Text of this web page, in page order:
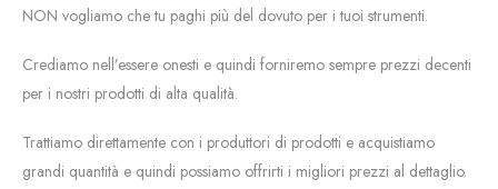
NON vogliamo che tu paghi più del dovuto per i tuoi strumenti.
Crediamo nell’essere onesti e quindi forniremo sempre prezzi decenti
per i nostri prodotti di alta qualità.
Trattiamo direttamente con i produttori di prodotti e acquistiamo
grandi quantità e quindi possiamo offrirti i migliori prezzi al dettaglio.